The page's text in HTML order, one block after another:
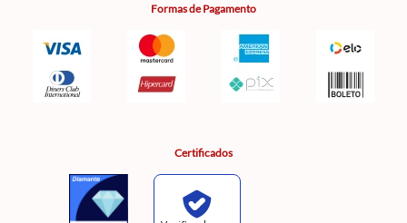
Formas de Pagamento
Certificados